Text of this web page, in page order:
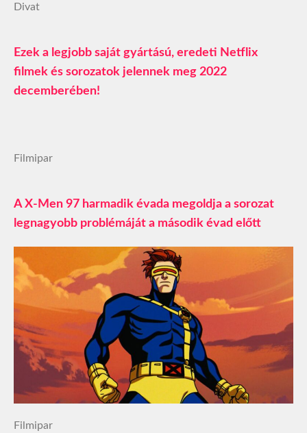
Divat
Ezek a legjobb saját gyártású, eredeti Netflix
filmek és sorozatok jelennek meg 2022
decemberében!
Filmipar
A X-Men 97 harmadik évada megoldja a sorozat
legnagyobb problémáját a második évad előtt
Filmipar